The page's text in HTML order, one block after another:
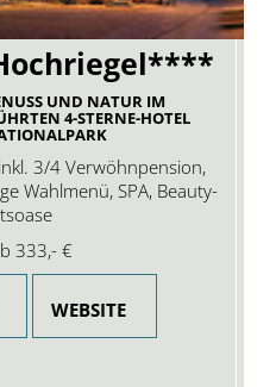
UND NATUR IM
4-STERNE-HOTEL
3/4 Verwöhnpension,
Wahlmenü, SPA, Beauty-
333,- €
WEBSITE